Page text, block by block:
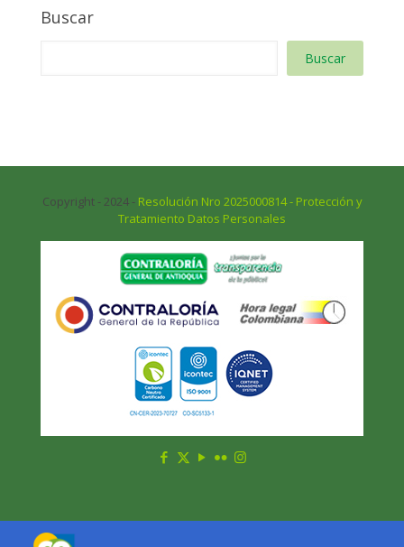
Buscar
Buscar
Copyright - 2024 - Resolución Nro 2025000814 - Protección y
Tratamiento Datos Personales